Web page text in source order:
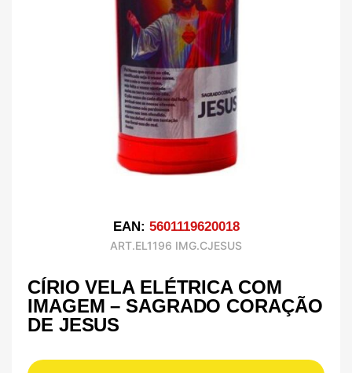
EAN: 5601119620018
ART.EL1196 IMG.CJESUS
CÍRIO VELA ELÉTRICA COM
IMAGEM – SAGRADO CORAÇÃO
DE JESUS